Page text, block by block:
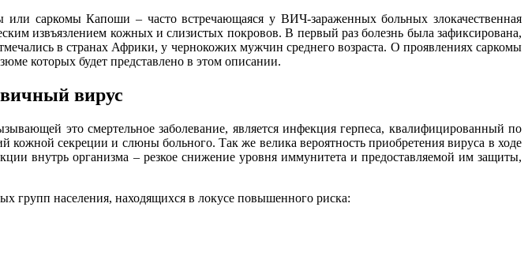
саркомы Капоши – часто встречающаяся у ВИЧ-зараженных больных злокачественная
извъязлением кожных и слизистых покровов. В первый раз болезнь была зафиксирована,
в странах Африки, у чернокожих мужчин среднего возраста. О проявлениях саркомы
которых будет представлено в этом описании.
вирус
это смертельное заболевание, является инфекция герпеса, квалифицированный по
секреции и слюны больного. Так же велика вероятность приобретения вируса в ходе
внутрь организма – резкое снижение уровня иммунитета и предоставляемой им защиты,
групп населения, находящихся в локусе повышенного риска: